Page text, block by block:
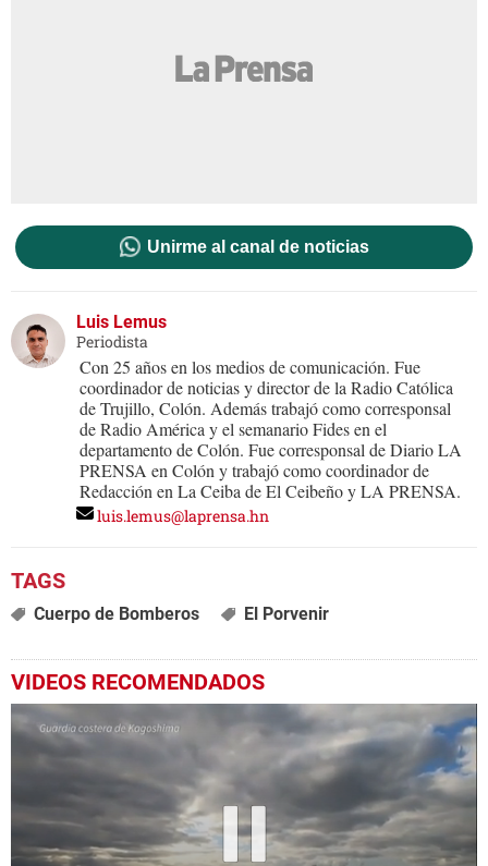
Unirme al canal de noticias
Luis Lemus
Periodista
Con 25 años en los medios de comunicación. Fue
coordinador de noticias y director de la Radio Católica
de Trujillo, Colón. Además trabajó como corresponsal
de Radio América y el semanario Fides en el
departamento de Colón. Fue corresponsal de Diario LA
PRENSA en Colón y trabajó como coordinador de
Redacción en La Ceiba de El Ceibeño y LA PRENSA.
luis.lemus@laprensa.hn
Cuerpo de Bomberos El Porvenir
VIDEOS RECOMENDADOS